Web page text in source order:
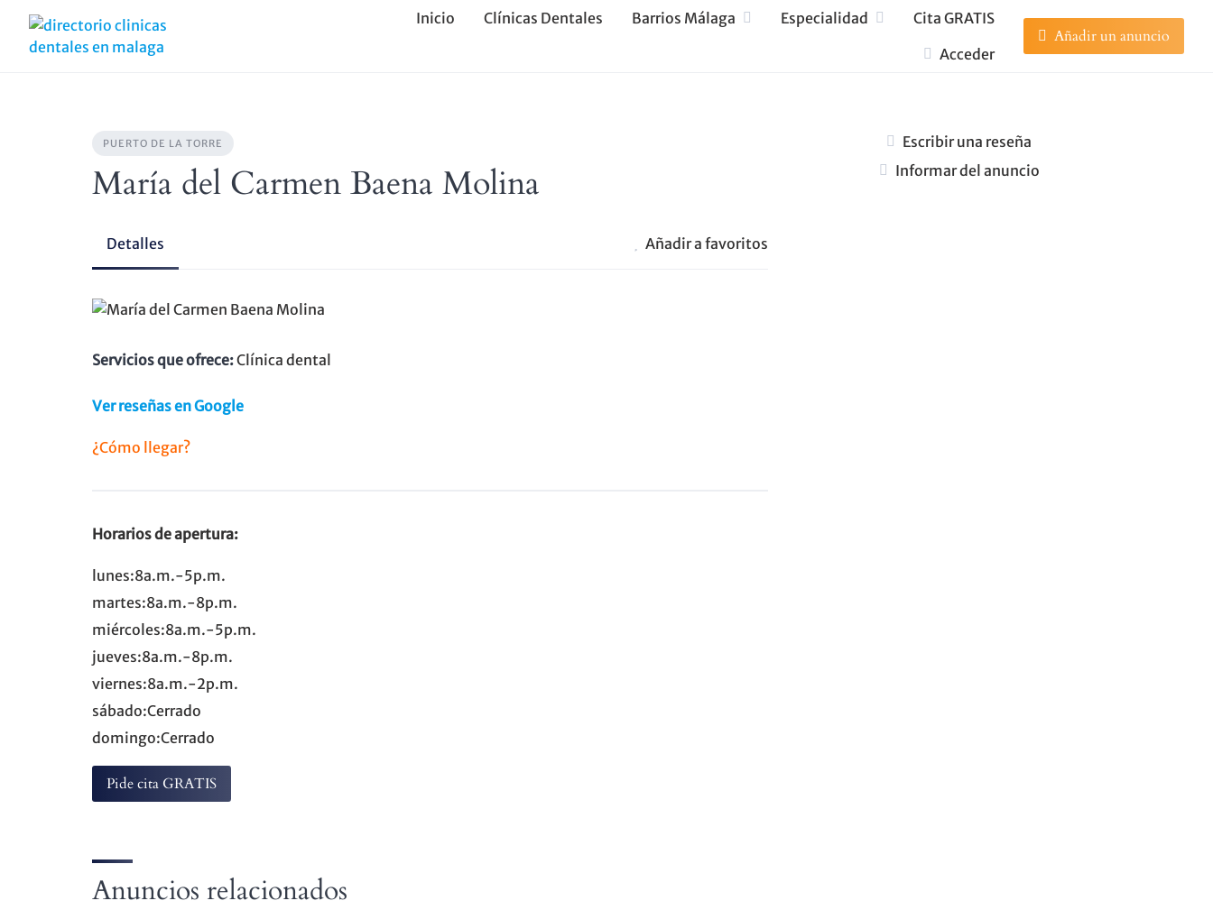
content
Inicio Clínicas Dentales Barrios Málaga Especialidad
Cita GRATIS
Acceder
Añadir un anuncio
PUERTO DE LA TORRE
María del Carmen Baena Molina
Detalles Añadir a favoritos
Servicios que ofrece:Clínica dental
Ver reseñas en Google
¿Cómo llegar?
Horarios de apertura:
lunes:8a.m.-5p.m.
martes:8a.m.-8p.m.
miércoles:8a.m.-5p.m.
jueves:8a.m.-8p.m.
viernes:8a.m.-2p.m.
sábado:Cerrado
domingo:Cerrado
Pide cita GRATIS
Escribir una reseña
Informar del anuncio
Anuncios relacionados